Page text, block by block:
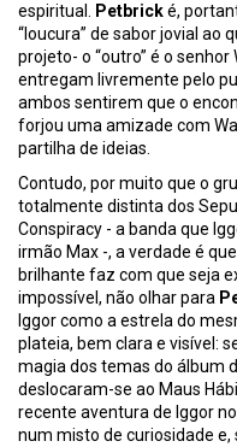
espiritual. Petbrické,
“loucura” de sabor jovial ao
projeto- o “outro” é o
entregam livremente pelo
ambos sentirem que o
forjou uma amizade com
partilha de ideias.
Contudo, por muito que o
totalmente distinta dos
Conspiracy - a banda que
irmão Max -, a verdade é
brilhante faz com que seja
impossível, não olhar para
Iggor como a estrela do
plateia, bem clara e visível:
magia dos temas do álbum
deslocaram-se ao Maus
recente aventura de Iggor
num misto de curiosidade